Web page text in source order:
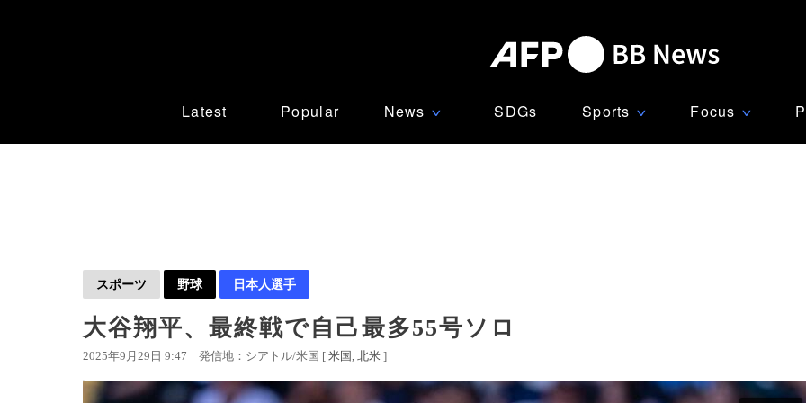
Latest Popular News ∨ SDGs Sports ∨ Focus ∨
スポーツ 野球 日本人選手
大谷翔平、最終戦で自己最多55号ソロ
2025年9月29日 9:47 発信地：シアトル/米国 [ 米国 北米 ]